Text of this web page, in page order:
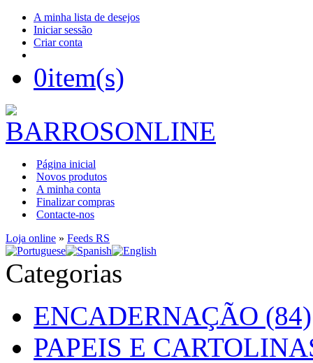
A minha lista de desejos
Iniciar sessão
Criar conta
0item(s)
Página inicial
Novos produtos
A minha conta
Finalizar compras
Contacte-nos
Loja online » Feeds RS
Categorias
ENCADERNAÇÃO (84)
PAPEIS E